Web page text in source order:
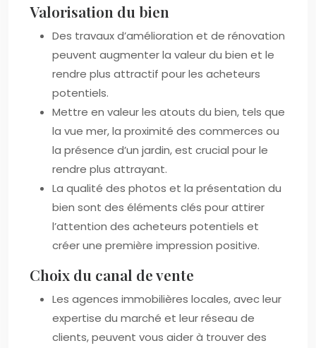
Valorisation du bien
Des travaux d’amélioration et de rénovation
peuvent augmenter la valeur du bien et le
rendre plus attractif pour les acheteurs
potentiels.
Mettre en valeur les atouts du bien, tels que
la vue mer, la proximité des commerces ou
la présence d’un jardin, est crucial pour le
rendre plus attrayant.
La qualité des photos et la présentation du
bien sont des éléments clés pour attirer
l’attention des acheteurs potentiels et
créer une première impression positive.
Choix du canal de vente
Les agences immobilières locales, avec leur
expertise du marché et leur réseau de
clients, peuvent vous aider à trouver des